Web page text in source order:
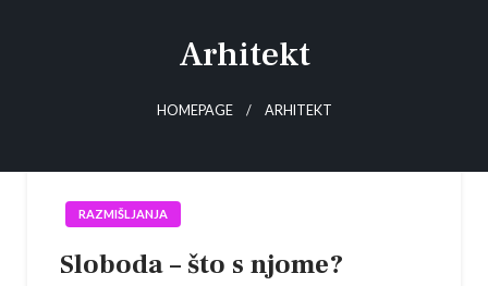
Arhitekt
HOMEPAGE ARHITEKT
RAZMIŠLJANJA
Sloboda – što s njome?